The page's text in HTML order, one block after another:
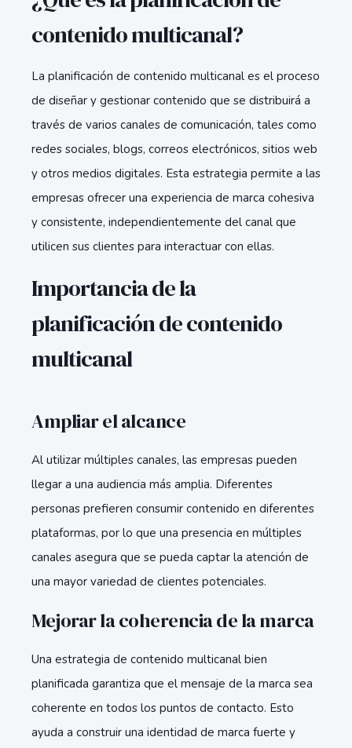
contenido multicanal?
La planificación de contenido multicanal es el proceso
de diseñar y gestionar contenido que se distribuirá a
través de varios canales de comunicación, tales como
redes sociales, blogs, correos electrónicos, sitios web
y otros medios digitales. Esta estrategia permite a las
empresas ofrecer una experiencia de marca cohesiva
y consistente, independientemente del canal que
utilicen sus clientes para interactuar con ellas.
Importancia de la
planificación de contenido
multicanal
Ampliar el alcance
Al utilizar múltiples canales, las empresas pueden
llegar a una audiencia más amplia. Diferentes
personas prefieren consumir contenido en diferentes
plataformas, por lo que una presencia en múltiples
canales asegura que se pueda captar la atención de
una mayor variedad de clientes potenciales.
Mejorar la coherencia de la marca
Una estrategia de contenido multicanal bien
planificada garantiza que el mensaje de la marca sea
coherente en todos los puntos de contacto. Esto
ayuda a construir una identidad de marca fuerte y